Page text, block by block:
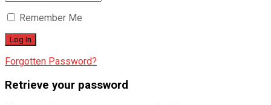
Remember Me
Forgotten Password?
Retrieve your password